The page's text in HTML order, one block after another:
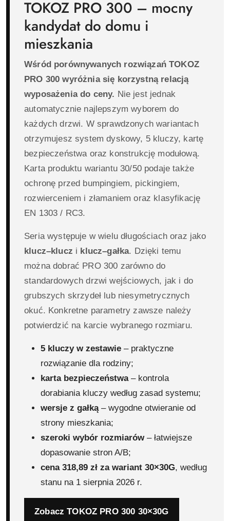
TOKOZ PRO 300 – mocny
kandydat do domu i
mieszkania
Wśród porównywanych rozwiązań TOKOZ
PRO 300 wyróżnia się korzystną relacją
wyposażenia do ceny. Nie jest jednak
automatycznie najlepszym wyborem do
każdych drzwi. W sprawdzonych wariantach
otrzymujesz system dyskowy, 5 kluczy, kartę
bezpieczeństwa oraz konstrukcję modułową.
Karta produktu wariantu 30/50 podaje także
ochronę przed bumpingiem, pickingiem,
rozwierceniem i złamaniem oraz klasyfikację
EN 1303 / RC3.
Seria występuje w wielu długościach oraz jako
klucz–klucz i klucz–gałka. Dzięki temu
można dobrać PRO 300 zarówno do
standardowych drzwi wejściowych, jak i do
grubszych skrzydeł lub niesymetrycznych
okuć. Konkretne parametry zawsze należy
potwierdzić na karcie wybranego rozmiaru.
5 kluczy w zestawie – praktyczne
rozwiązanie dla rodziny;
karta bezpieczeństwa– kontrola
dorabiania kluczy według zasad systemu;
wersje z gałką– wygodne otwieranie od
strony mieszkania;
szeroki wybór rozmiarów– łatwiejsze
dopasowanie stron A/B;
cena 318,89 zł za wariant 30×30G, według
stanu na 1 sierpnia 2026 r.
Zobacz TOKOZ PRO 300 30×30G